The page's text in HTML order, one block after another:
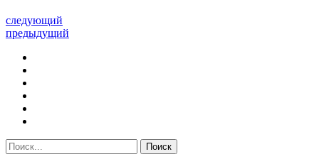
следующий
предыдущий